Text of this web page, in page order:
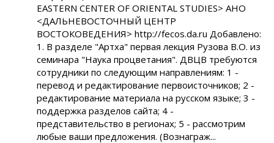
EASTERN CENTER OF ORIENTAL STUDIES> АНО
<ДАЛЬНЕВОСТОЧНЫЙ ЦЕНТР
ВОСТОКОВЕДЕНИЯ> http://fecos.da.ru Добавлено:
1. В разделе "Артха" первая лекция Рузова В.О. из
семинара "Наука процветания". ДВЦВ требуются
сотрудники по следующим направлениям: 1 -
перевод и редактирование первоисточников; 2 -
редактирование материала на русском языке; 3 -
поддержка разделов сайта; 4 -
представительство в регионах; 5 - рассмотрим
любые ваши предложения. (Вознаграж...